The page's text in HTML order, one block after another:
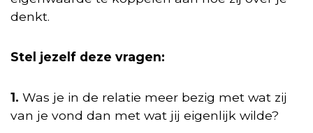
denkt.
Stel jezelf deze vragen:
1. Was je in de relatie meer bezig met wat zij
van je vond dan met wat jij eigenlijk wilde?